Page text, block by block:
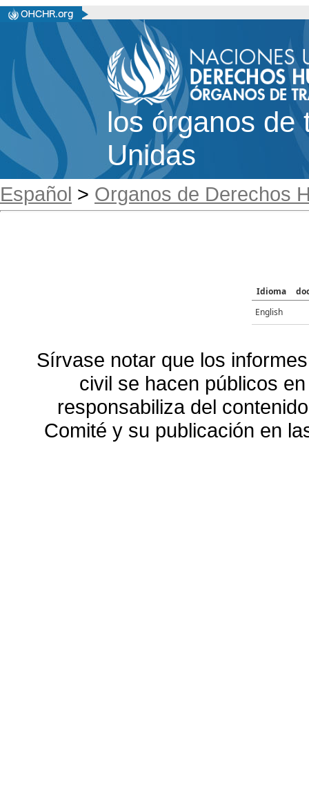
los órganos de
Unidas
Español > Organos de Derechos
Idioma
English
Sírvase notar que los
civil se hacen públicos
responsabiliza del
Comité y su publicación en